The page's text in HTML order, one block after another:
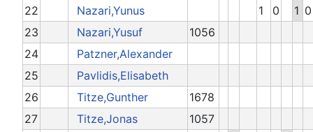
22
Nazari,Yunus 1 0 1 0
23
Nazari,Yusuf
1056
24
Patzner,Alexander
25
Pavlidis,Elisabeth
26
Titze,Gunther
1678
27
Titze,Jonas
1057